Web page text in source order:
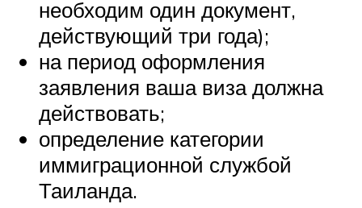
необходим один документ,
действующий три года);
на период оформления
заявления ваша виза должна
действовать;
определение категории
иммиграционной службой
Таиланда.